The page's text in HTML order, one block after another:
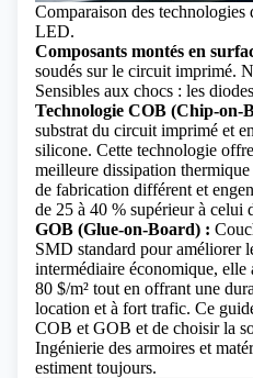
Comparaison des
LED.
Composants montés en
soudés sur le circuit imprimé.
Sensibles aux chocs : les
Technologie COB (Chip-on-
substrat du circuit imprimé et
silicone. Cette technologie
meilleure dissipation
de fabrication différent et
de 25 à 40 % supérieur à celui
GOB (Glue-on-Board) :
SMD standard pour améliorer
intermédiaire économique,
80 $/m² tout en offrant une
location et à fort trafic. Ce
COB et GOB et de choisir la
Ingénierie des armoires et
estiment toujours.